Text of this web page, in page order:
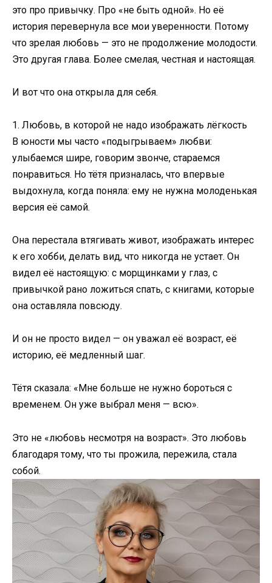
это про привычку. Про «не быть одной». Но её
история перевернула все мои уверенности. Потому
что зрелая любовь — это не продолжение молодости.
Это другая глава. Более смелая, честная и настоящая.
И вот что она открыла для себя.
1. Любовь, в которой не надо изображать лёгкость
В юности мы часто «подыгрываем» любви:
улыбаемся шире, говорим звонче, стараемся
понравиться. Но тётя призналась, что впервые
выдохнула, когда поняла: ему не нужна молоденькая
версия её самой.
Она перестала втягивать живот, изображать интерес
к его хобби, делать вид, что никогда не устает. Он
видел её настоящую: с морщинками у глаз, с
привычкой рано ложиться спать, с книгами, которые
она оставляла повсюду.
И он не просто видел — он уважал её возраст, её
историю, её медленный шаг.
Тётя сказала: «Мне больше не нужно бороться с
временем. Он уже выбрал меня — всю».
Это не «любовь несмотря на возраст». Это любовь
благодаря тому, что ты прожила, пережила, стала
собой.